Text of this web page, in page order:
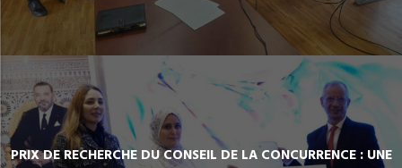
PRIX DE RECHERCHE DU CONSEIL DE LA CONCURRENCE : UNE